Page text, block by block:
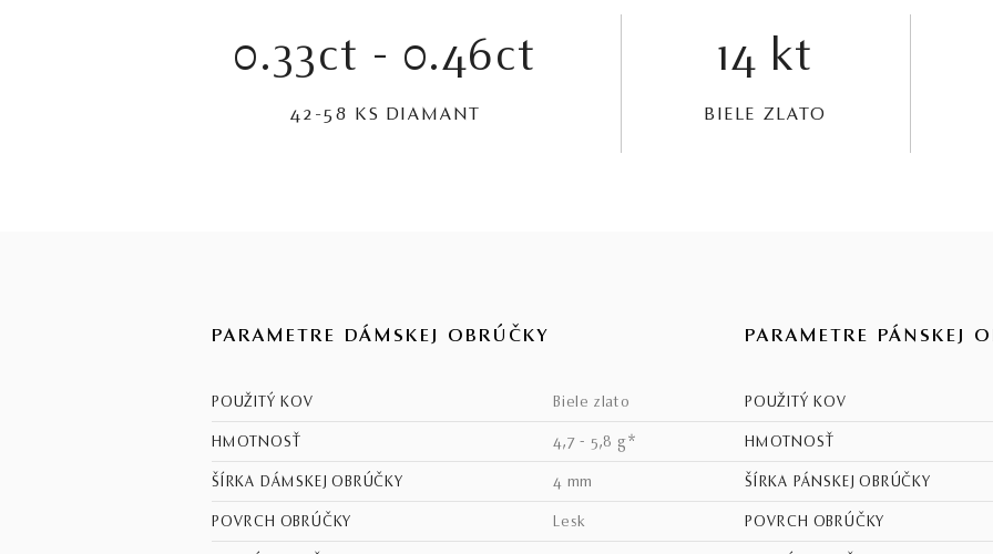
0.33ct - 0.46ct
42-58 KS DIAMANT
14 kt
BIELE ZLATO
PARAMETRE DÁMSKEJ OBRÚČKY
POUŽITÝ KOV biele zlato
HMOTNOSŤ 4,7 - 5,8 g*
ŠÍRKA DÁMSKEJ OBRÚČKY 4 mm
POVRCH OBRÚČKY lesk
PARAMETRE PÁNSKEJ
POUŽITÝ KOV
HMOTNOSŤ
ŠÍRKA PÁNSKEJ OBRÚČKY
POVRCH OBRÚČKY